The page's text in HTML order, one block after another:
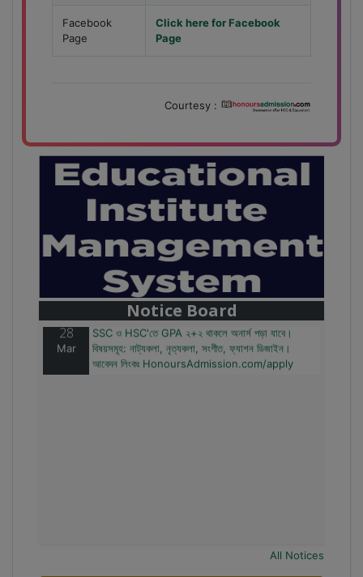
Facebook
Page
Click here for Facebook
Page
Courtesy :
Notice Board
বাজেটের মধ্যে প্রাইভেট ইউনিভার্সিটিতে অনার্স পড়ার সুযোগ।
২০টির অধিক বিষয়, ৪ বছরে মোট খরচ ২ লক্ষ থেকে ৫ লক্ষ টাকা।
আবেদন লিংকঃ HonoursAdmission.com/apply
28
Mar
SSC ও HSC'তে GPA ২+২ থাকলে অনার্স পড়া যাবে।
বিষয়সমূহ: নাট্যকলা, নৃত্যকলা, সংগীত, ফ্যাশন ডিজাইন।
আবেদন লিংকঃ HonoursAdmission.com/apply
All Notices